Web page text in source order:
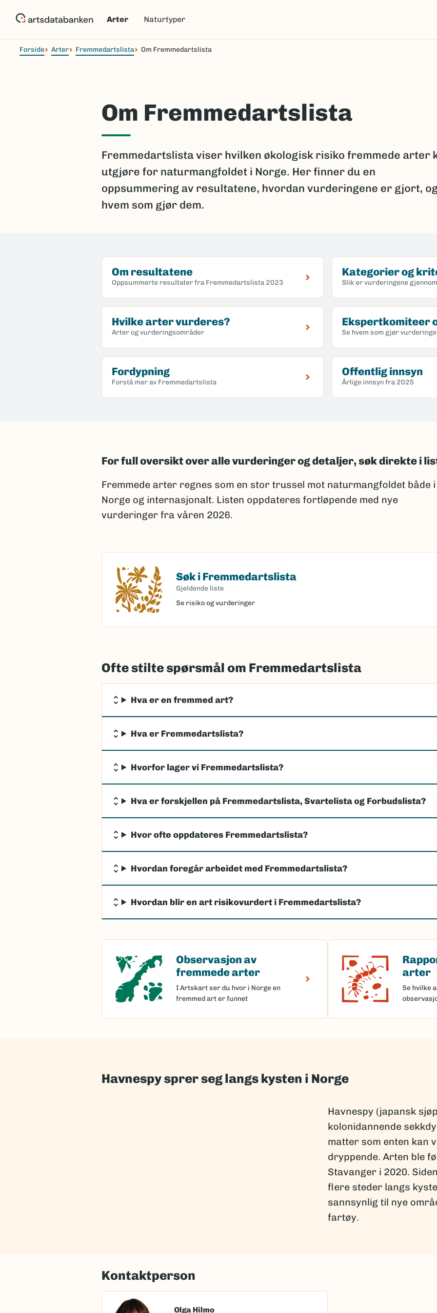
Arter Naturtyper
Forside Arter Fremmedartslista Om Fremmedartslista
Om Fremmedartslista
Fremmedartslista viser hvilken økologisk risiko fremmede arter
utgjøre for naturmangfoldet i Norge. Her finner du en
oppsummering av resultatene, hvordan vurderingene er gjort,
hvem som gjør dem.
Om resultatene
Oppsummerte resultater fra Fremmedartslista 2023
Kategorier og
Slik er vurderingene
Hvilke arter vurderes?
Arter og vurderingsområder
Ekspertkomiteer
Se hvem som gjør
Fordypning
Forstå mer av Fremmedartslista
Offentlig innsyn
Årlige innsyn fra 2025
For full oversikt over alle vurderinger og detaljer, søk direkte i
Fremmede arter regnes som en stor trussel mot naturmangfoldet både i
Norge og internasjonalt. Listen oppdateres fortløpende med nye
vurderinger fra våren 2026.
Søk i Fremmedartslista
Gjeldende liste
Se risiko og vurderinger
Søk i Fremmedartslista
Ofte stilte spørsmål om Fremmedartslista
Hva er en fremmed art?
Hva er Fremmedartslista?
Hvorfor lager vi Fremmedartslista?
Hva er forskjellen på Fremmedartslista, Svartelista og Forbudslista?
Hvor ofte oppdateres Fremmedartslista?
Hvordan foregår arbeidet med Fremmedartslista?
Hvordan blir en art risikovurdert i Fremmedartslista?
Observasjon av
fremmede arter
I Artskart ser du hvor i Norge en
fremmed art er funnet
Observasjon av fremmede arter
arter
Se hvilke
Havnespy sprer seg langs kysten i Norge
Havnespy (japansk
kolonidannende
matter som enten kan
dryppende. Arten ble
Stavanger i 2020.
flere steder langs
sannsynlig til nye
fartøy.
Kontaktperson
Olga Hilmo